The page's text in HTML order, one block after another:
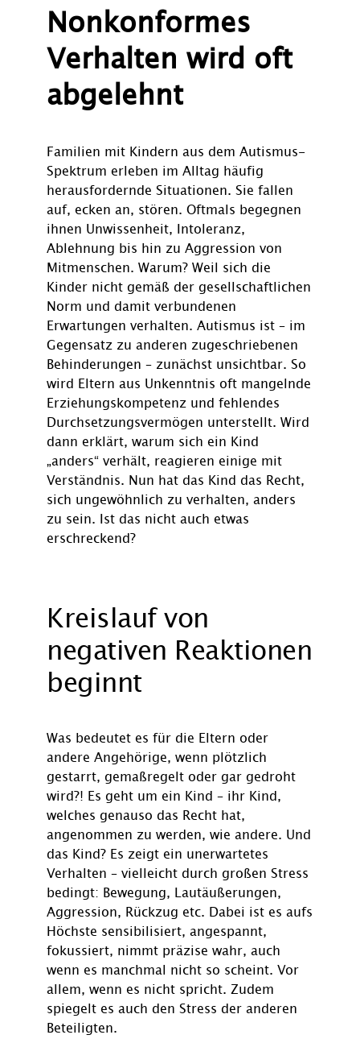
Nonkonformes
Verhalten wird oft
abgelehnt
Familien mit Kindern aus dem Autismus-
Spektrum erleben im Alltag häufig
herausfordernde Situationen. Sie fallen
auf, ecken an, stören. Oftmals begegnen
ihnen Unwissenheit, Intoleranz,
Ablehnung bis hin zu Aggression von
Mitmenschen. Warum? Weil sich die
Kinder nicht gemäß der gesellschaftlichen
Norm und damit verbundenen
Erwartungen verhalten. Autismus ist – im
Gegensatz zu anderen zugeschriebenen
Behinderungen – zunächst unsichtbar. So
wird Eltern aus Unkenntnis oft mangelnde
Erziehungskompetenz und fehlendes
Durchsetzungsvermögen unterstellt. Wird
dann erklärt, warum sich ein Kind
„anders“ verhält, reagieren einige mit
Verständnis. Nun hat das Kind das Recht,
sich ungewöhnlich zu verhalten, anders
zu sein. Ist das nicht auch etwas
erschreckend?
Kreislauf von
negativen Reaktionen
beginnt
Was bedeutet es für die Eltern oder
andere Angehörige, wenn plötzlich
gestarrt, gemaßregelt oder gar gedroht
wird?! Es geht um ein Kind – ihr Kind,
welches genauso das Recht hat,
angenommen zu werden, wie andere. Und
das Kind? Es zeigt ein unerwartetes
Verhalten – vielleicht durch großen Stress
bedingt: Bewegung, Lautäußerungen,
Aggression, Rückzug etc. Dabei ist es aufs
Höchste sensibilisiert, angespannt,
fokussiert, nimmt präzise wahr, auch
wenn es manchmal nicht so scheint. Vor
allem, wenn es nicht spricht. Zudem
spiegelt es auch den Stress der anderen
Beteiligten.